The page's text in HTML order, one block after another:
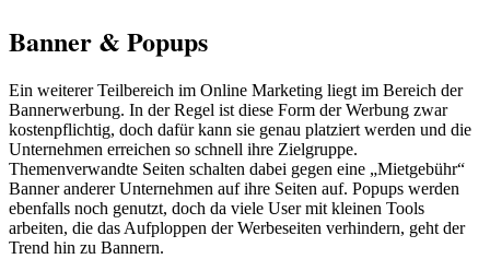
Banner & Popups
Ein weiterer Teilbereich im Online Marketing liegt im Bereich der
Bannerwerbung. In der Regel ist diese Form der Werbung zwar
kostenpflichtig, doch dafür kann sie genau platziert werden und die
Unternehmen erreichen so schnell ihre Zielgruppe.
Themenverwandte Seiten schalten dabei gegen eine „Mietgebühr“
Banner anderer Unternehmen auf ihre Seiten auf. Popups werden
ebenfalls noch genutzt, doch da viele User mit kleinen Tools
arbeiten, die das Aufploppen der Werbeseiten verhindern, geht der
Trend hin zu Bannern.